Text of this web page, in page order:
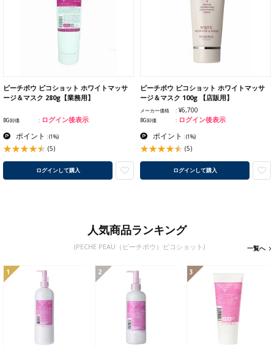
ピーチポウ ピコショット ホワイトマッサ
ージ＆マスク 280g【業務用】
BG卸価 ログイン後表示
ポイント :(1%)
(5)
ログインして購入
ピーチポウ ピコショット ホワイトマッサ
ージ＆マスク 100g 【店販用】
メーカー価格 ¥6,700
BG卸価 ログイン後表示
ポイント :(1%)
(5)
ログインして購入
人気商品ランキング
(PECHE PEAU（ピーチポウ）ピコショット) 一覧へ
1 2 3